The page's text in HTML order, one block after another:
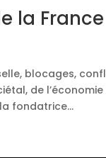
la France
blocages,
de
fondatrice...